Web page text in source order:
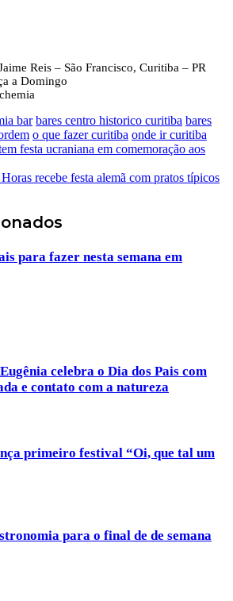
Reis – São Francisco, Curitiba – PR
a Domingo
bar bares centro historico curitiba bares
o que fazer curitiba onde ir curitiba
festa ucraniana em comemoração aos
recebe festa alemã com pratos típicos
para fazer nesta semana em
celebra o Dia dos Pais com
e contato com a natureza
primeiro festival “Oi, que tal um
para o final de de semana